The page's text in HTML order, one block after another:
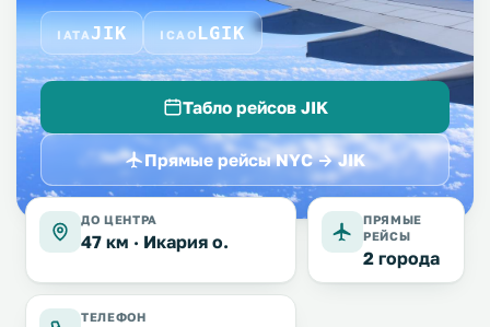
IATAJIK ICAOLGIK
Табло рейсов JIK
Прямые рейсы NYC → JIK
ДО ЦЕНТРА
47 км · Икария о.
ПРЯМЫЕ
РЕЙСЫ
2 города
ТЕЛЕФОН